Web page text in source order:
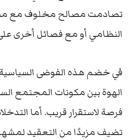
تصادمت مصالح مخلوف مع
النظامي أو مع فصائل أخرى
في خضم هذه الفوضى
الهوة بين مكونات المجتمع
فرصة لاستقرار قريب. أما
تضيف مزيدًا من التعقيد